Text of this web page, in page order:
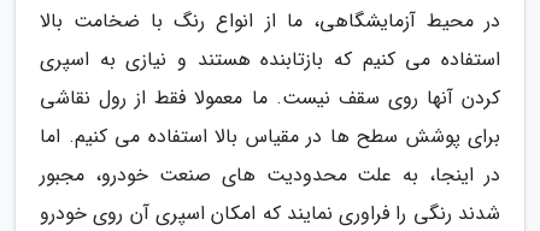
در محیط آزمایشگاهی، ما از انواع رنگ با ضخامت بالا
استفاده می کنیم که بازتابنده هستند و نیازی به اسپری
کردن آنها روی سقف نیست. ما معمولا فقط از رول نقاشی
برای پوشش سطح ها در مقیاس بالا استفاده می کنیم. اما
در اینجا، به علت محدودیت های صنعت خودرو، مجبور
شدند رنگی را فراوری نمایند که امکان اسپری آن روی خودرو